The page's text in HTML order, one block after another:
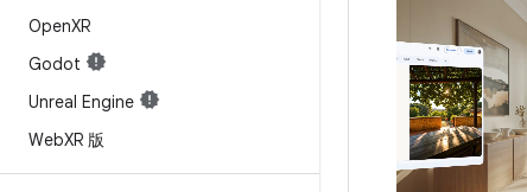
OpenXR
Godot
Unreal Engine
WebXR 版